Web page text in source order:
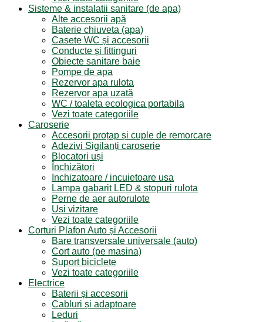
Sisteme & instalatii sanitare (de apa)
Alte accesorii apă
Baterie chiuveta (apa)
Casete WC și accesorii
Conducte și fittinguri
Obiecte sanitare baie
Pompe de apa
Rezervor apa rulota
Rezervor apa uzată
WC / toaleta ecologica portabila
Vezi toate categoriile
Caroserie
Accesorii proțap și cuple de remorcare
Adezivi Sigilanți caroserie
Blocatori uși
Închizători
Inchizatoare / incuietoare usa
Lampa gabarit LED & stopuri rulota
Perne de aer autorulote
Uși vizitare
Vezi toate categoriile
Corturi Plafon Auto și Accesorii
Bare transversale universale (auto)
Cort auto (pe masina)
Suport biciclete
Vezi toate categoriile
Electrice
Baterii și accesorii
Cabluri și adaptoare
Leduri